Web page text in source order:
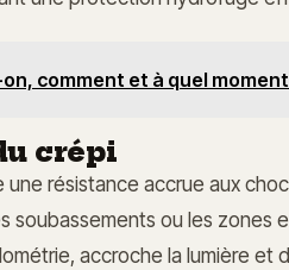
comment et à quel moment
crépi
résistance accrue aux
soubassements ou les zones
accroche la lumière et